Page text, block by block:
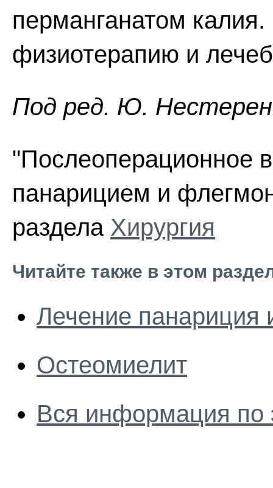
перманганатом
физиотерапию и
Под ред. Ю.
"Послеоперационное
панарицием и
раздела Хирургия
Читайте также в этом
Лечение панариция
Остеомиелит
Вся информация по